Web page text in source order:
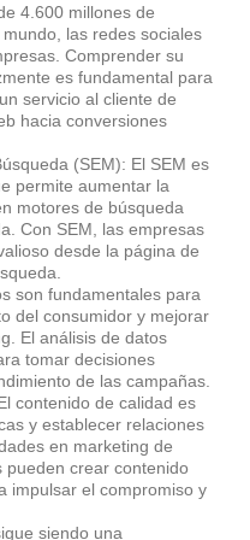
4.600 millones de
las redes sociales
Comprender su
es fundamental para
servicio al cliente de
hacia conversiones
(SEM): El SEM es
permite aumentar la
motores de búsqueda
Con SEM, las empresas
desde la página de
son fundamentales para
del consumidor y mejorar
El análisis de datos
tomar decisiones
de las campañas.
contenido de calidad es
y establecer relaciones
en marketing de
pueden crear contenido
impulsar el compromiso y
siendo una